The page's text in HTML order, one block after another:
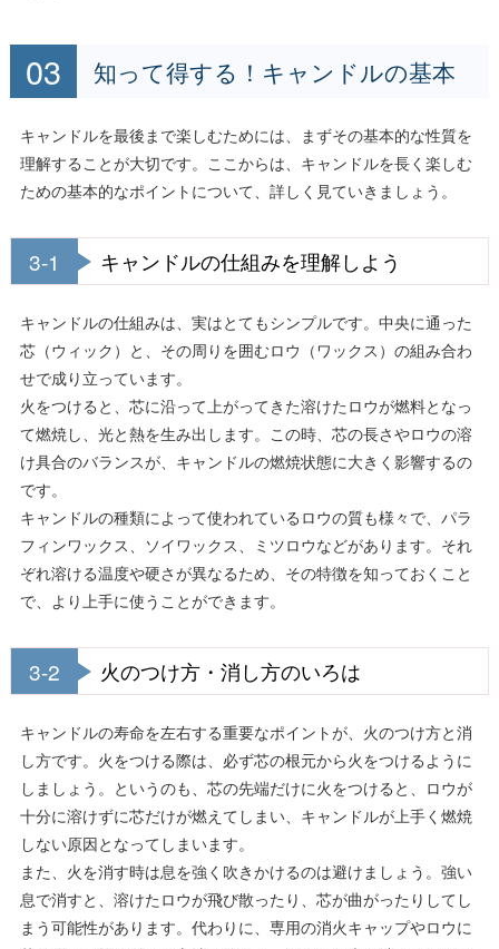
知って得する！キャンドルの基本
キャンドルを最後まで楽しむためには、まずその基本的な性質を
理解することが大切です。ここからは、キャンドルを長く楽しむ
ための基本的なポイントについて、詳しく見ていきましょう。
3-1 キャンドルの仕組みを理解しよう
キャンドルの仕組みは、実はとてもシンプルです。中央に通った
芯（ウィック）と、その周りを囲むロウ（ワックス）の組み合わ
せで成り立っています。
火をつけると、芯に沿って上がってきた溶けたロウが燃料となっ
て燃焼し、光と熱を生み出します。この時、芯の長さやロウの溶
け具合のバランスが、キャンドルの燃焼状態に大きく影響するの
です。
キャンドルの種類によって使われているロウの質も様々で、パラ
フィンワックス、ソイワックス、ミツロウなどがあります。それ
ぞれ溶ける温度や硬さが異なるため、その特徴を知っておくこと
で、より上手に使うことができます。
3-2 火のつけ方・消し方のいろは
キャンドルの寿命を左右する重要なポイントが、火のつけ方と消
し方です。火をつける際は、必ず芯の根元から火をつけるように
しましょう。というのも、芯の先端だけに火をつけると、ロウが
十分に溶けずに芯だけが燃えてしまい、キャンドルが上手く燃焼
しない原因となってしまいます。
また、火を消す時は息を強く吹きかけるのは避けましょう。強い
息で消すと、溶けたロウが飛び散ったり、芯が曲がったりしてし
まう可能性があります。代わりに、専用の消火キャップやロウに